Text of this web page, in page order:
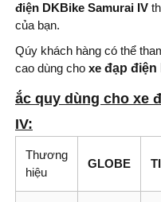
điện DKBike Samurai IV
của bạn.
Qúy khách hàng có thể
cao dùng cho xe đạp điện
ắc quy dùng cho xe
IV:
Thương
hiệu
GLOBE